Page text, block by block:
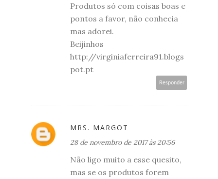
Produtos só com coisas boas e
pontos a favor, não conhecia
mas adorei.
Beijinhos
http://virginiaferreira91.blogs
pot.pt
Responder
MRS. MARGOT
28 de novembro de 2017 às 20:56
Não ligo muito a esse quesito,
mas se os produtos forem